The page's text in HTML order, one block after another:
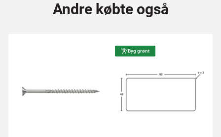
Andre købte også
Byg grønt